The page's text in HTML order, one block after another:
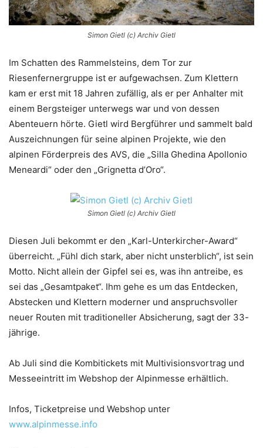
Simon Gietl (c) Archiv Gietl
Im Schatten des Rammelsteins, dem Tor zur
Riesenfernergruppe ist er aufgewachsen. Zum Klettern
kam er erst mit 18 Jahren zufällig, als er per Anhalter mit
einem Bergsteiger unterwegs war und von dessen
Abenteuern hörte. Gietl wird Bergführer und sammelt bald
Auszeichnungen für seine alpinen Projekte, wie den
alpinen Förderpreis des AVS, die „Silla Ghedina Apollonio
Meneardi“ oder den „Grignetta d’Oro“.
Simon Gietl (c) Archiv Gietl
Diesen Juli bekommt er den „Karl-Unterkircher-Award“
überreicht. „Fühl dich stark, aber nicht unsterblich“, ist sein
Motto. Nicht allein der Gipfel sei es, was ihn antreibe, es
sei das „Gesamtpaket“. Ihm gehe es um das Entdecken,
Abstecken und Klettern moderner und anspruchsvoller
neuer Routen mit traditioneller Absicherung, sagt der 33-
jährige.
Ab Juli sind die Kombitickets mit Multivisionsvortrag und
Messeeintritt im Webshop der Alpinmesse erhältlich.
Infos, Ticketpreise und Webshop unter
www.alpinmesse.info